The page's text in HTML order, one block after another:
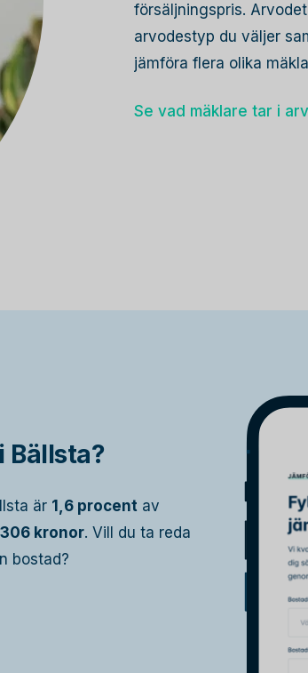
försäljningspris.
arvodestyp du väljer
jämföra flera olika
Se vad mäklare tar i
Bällsta?
är 1,6 procent av
kronor. Vill du ta reda
bostad?